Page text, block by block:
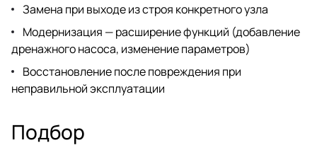
Замена при выходе из строя конкретного узла
Модернизация — расширение функций (добавление
дренажного насоса, изменение параметров)
Восстановление после повреждения при
неправильной эксплуатации
Подбор